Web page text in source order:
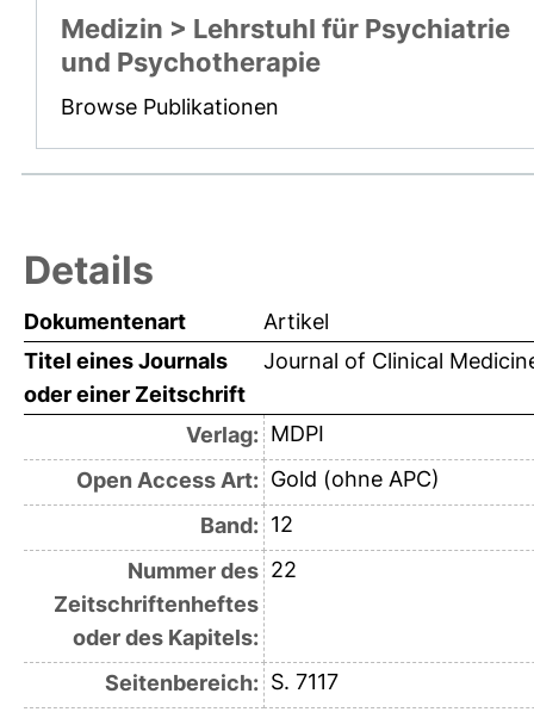
Medizin > Lehrstuhl für Psychiatrie
und Psychotherapie
Browse Publikationen
Details
Dokumentenart
Artikel
Titel eines Journals
oder einer Zeitschrift
Journal of Clinical
Verlag: MDPI
Open Access Art: Gold (ohne APC)
Band: 12
Nummer des
Zeitschriftenheftes
oder des Kapitels:
22
Seitenbereich: S. 7117